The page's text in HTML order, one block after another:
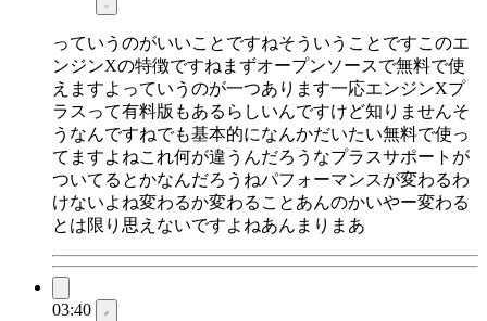
っていうのがいいことですねそういうことですこのエ
ンジンXの特徴ですねまずオープンソースで無料で使
えますよっていうのが一つあります一応エンジンXプ
ラスって有料版もあるらしいんですけど知りませんそ
うなんですねでも基本的になんかだいたい無料で使っ
てますよねこれ何が違うんだろうなプラスサポートが
ついてるとかなんだろうねパフォーマンスが変わるわ
けないよね変わるか変わることあんのかいやー変わる
とは限り思えないですよねあんまりまあ
03:40